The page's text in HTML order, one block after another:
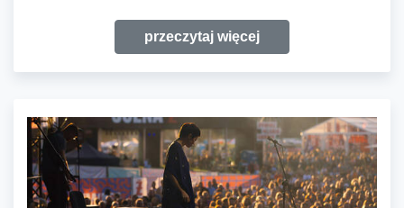
przeczytaj więcej